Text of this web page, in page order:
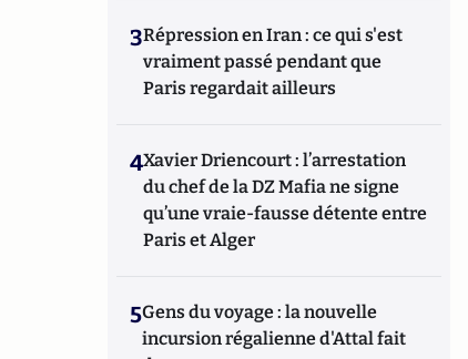
3Répression en Iran : ce qui s'est
vraiment passé pendant que
Paris regardait ailleurs
4Xavier Driencourt : l’arrestation
du chef de la DZ Mafia ne signe
qu’une vraie-fausse détente entre
Paris et Alger
5Gens du voyage : la nouvelle
incursion régalienne d'Attal fait